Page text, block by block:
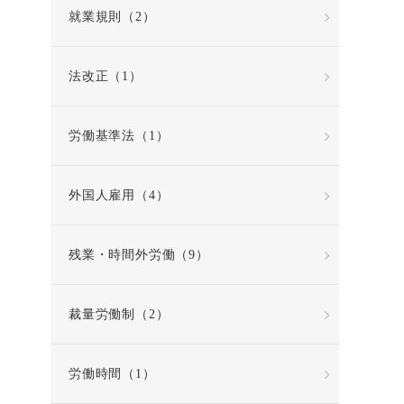
就業規則（2）
法改正（1）
労働基準法（1）
外国人雇用（4）
残業・時間外労働（9）
裁量労働制（2）
労働時間（1）